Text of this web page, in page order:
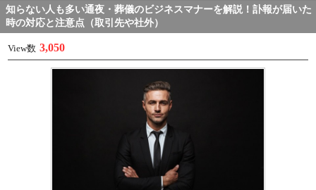
知らない人も多い通夜・葬儀のビジネスマナーを解説！訃報が届いた
時の対応と注意点（取引先や社外）
View数 3,050